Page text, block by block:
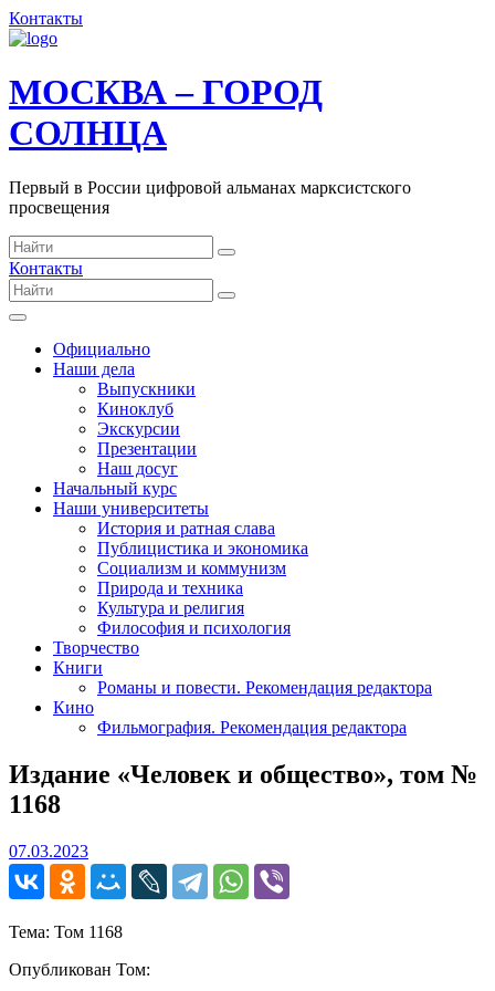
Контакты
МОСКВА – ГОРОД
СОЛНЦА
Первый в России цифровой альманах марксистского
просвещения
Контакты
Официально
Наши дела
Выпускники
Киноклуб
Экскурсии
Презентации
Наш досуг
Начальный курс
Наши университеты
История и ратная слава
Публицистика и экономика
Социализм и коммунизм
Природа и техника
Культура и религия
Философия и психология
Творчество
Книги
Романы и повести. Рекомендация редактора
Кино
Фильмография. Рекомендация редактора
Издание «Человек и общество», том №
1168
07.03.202307.03.2023
Тема: Том 1168
Опубликован Том: